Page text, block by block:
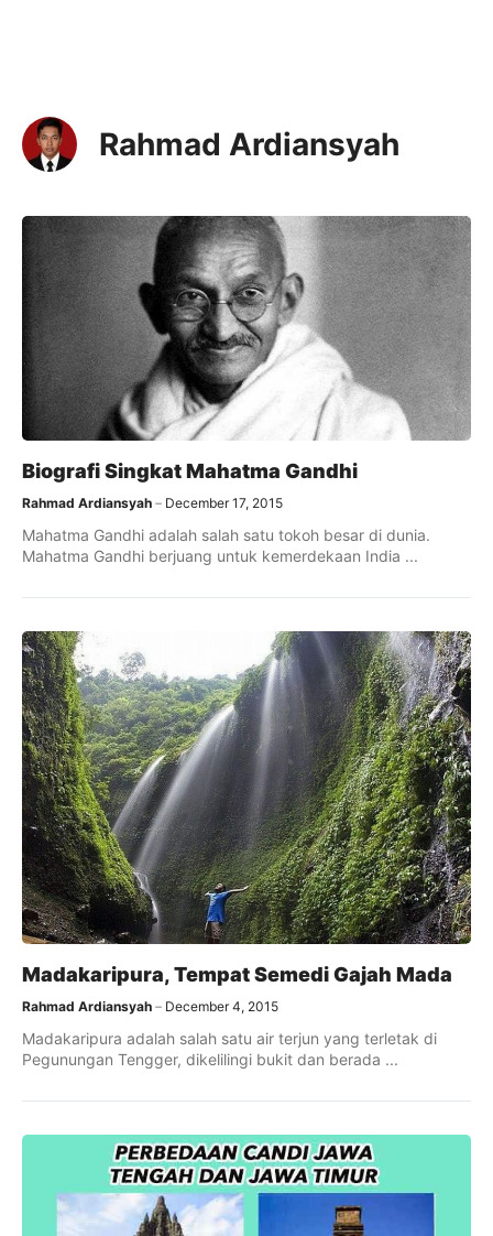
Rahmad Ardiansyah
Biografi Singkat Mahatma Gandhi
Rahmad Ardiansyah December 17, 2015
Mahatma Gandhi adalah salah satu tokoh besar di dunia.
Mahatma Gandhi berjuang untuk kemerdekaan India ...
Madakaripura, Tempat Semedi Gajah Mada
Rahmad Ardiansyah December 4, 2015
Madakaripura adalah salah satu air terjun yang terletak di
Pegunungan Tengger, dikelilingi bukit dan berada ...